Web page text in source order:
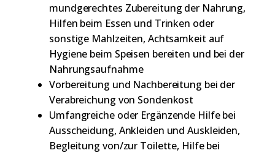
mundgerechtes Zubereitung der Nahrung,
Hilfen beim Essen und Trinken oder
sonstige Mahlzeiten, Achtsamkeit auf
Hygiene beim Speisen bereiten und bei der
Nahrungsaufnahme
Vorbereitung und Nachbereitung bei der
Verabreichung von Sondenkost
Umfangreiche oder Ergänzende Hilfe bei
Ausscheidung, Ankleiden und Auskleiden,
Begleitung von/zur Toilette, Hilfe bei